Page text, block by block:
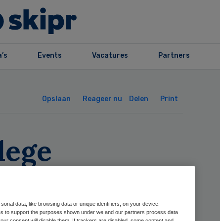
Events Vacatures Partners
Opslaan Reageer nu Delen Print
data, like browsing data or unique identifiers, on your device.
to support the purposes shown under we and our partners process data